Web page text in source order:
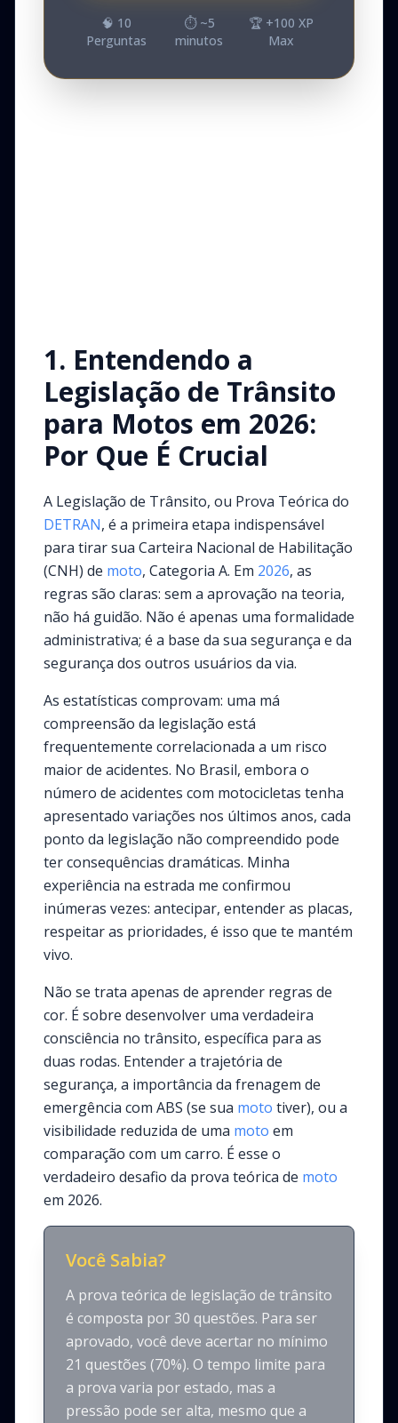
🧠 10
Perguntas
⏱️ ~5
minutos
🏆 +100 XP
Max
1. Entendendo a
Legislação de Trânsito
para Motos em 2026:
Por Que É Crucial
A Legislação de Trânsito, ou Prova Teórica do
DETRAN, é a primeira etapa indispensável
para tirar sua Carteira Nacional de Habilitação
(CNH) de moto, Categoria A. Em 2026, as
regras são claras: sem a aprovação na teoria,
não há guidão. Não é apenas uma formalidade
administrativa; é a base da sua segurança e da
segurança dos outros usuários da via.
As estatísticas comprovam: uma má
compreensão da legislação está
frequentemente correlacionada a um risco
maior de acidentes. No Brasil, embora o
número de acidentes com motocicletas tenha
apresentado variações nos últimos anos, cada
ponto da legislação não compreendido pode
ter consequências dramáticas. Minha
experiência na estrada me confirmou
inúmeras vezes: antecipar, entender as placas,
respeitar as prioridades, é isso que te mantém
vivo.
Não se trata apenas de aprender regras de
cor. É sobre desenvolver uma verdadeira
consciência no trânsito, específica para as
duas rodas. Entender a trajetória de
segurança, a importância da frenagem de
emergência com ABS (se sua moto tiver), ou a
visibilidade reduzida de uma moto em
comparação com um carro. É esse o
verdadeiro desafio da prova teórica de moto
em 2026.
Você Sabia?
A prova teórica de legislação de trânsito
é composta por 30 questões. Para ser
aprovado, você deve acertar no mínimo
21 questões (70%). O tempo limite para
a prova varia por estado, mas a
pressão pode ser alta, mesmo que a